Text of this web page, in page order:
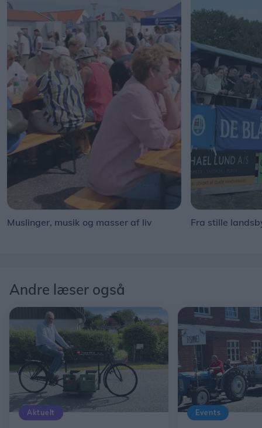
Muslinger, musik og masser af liv Fra stille
Andre læser også
Aktuelt Events